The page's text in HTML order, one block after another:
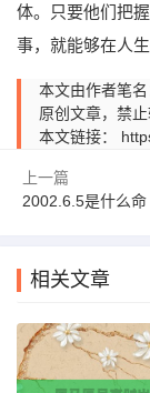
体。只要他们把
事，就能够在人
本文由作者笔
原创文章，禁
本文链接：
上一篇
2002.6.5是什么命
相关文章